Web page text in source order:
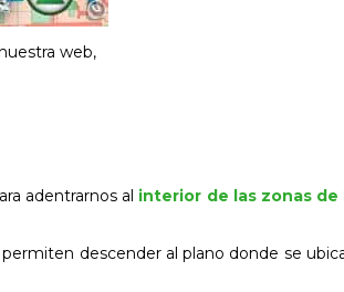
web,
adentrarnos al interior de las zonas de
descender al plano donde se